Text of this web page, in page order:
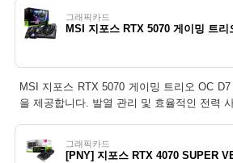
그래픽카드
MSI 지포스 RTX 5070 게이밍 트
MSI 지포스 RTX 5070 게이밍 트리오 OC
을 제공합니다. 발열 관리 및 효율적인 전력
그래픽카드
[PNY] 지포스 RTX 4070 SUPER